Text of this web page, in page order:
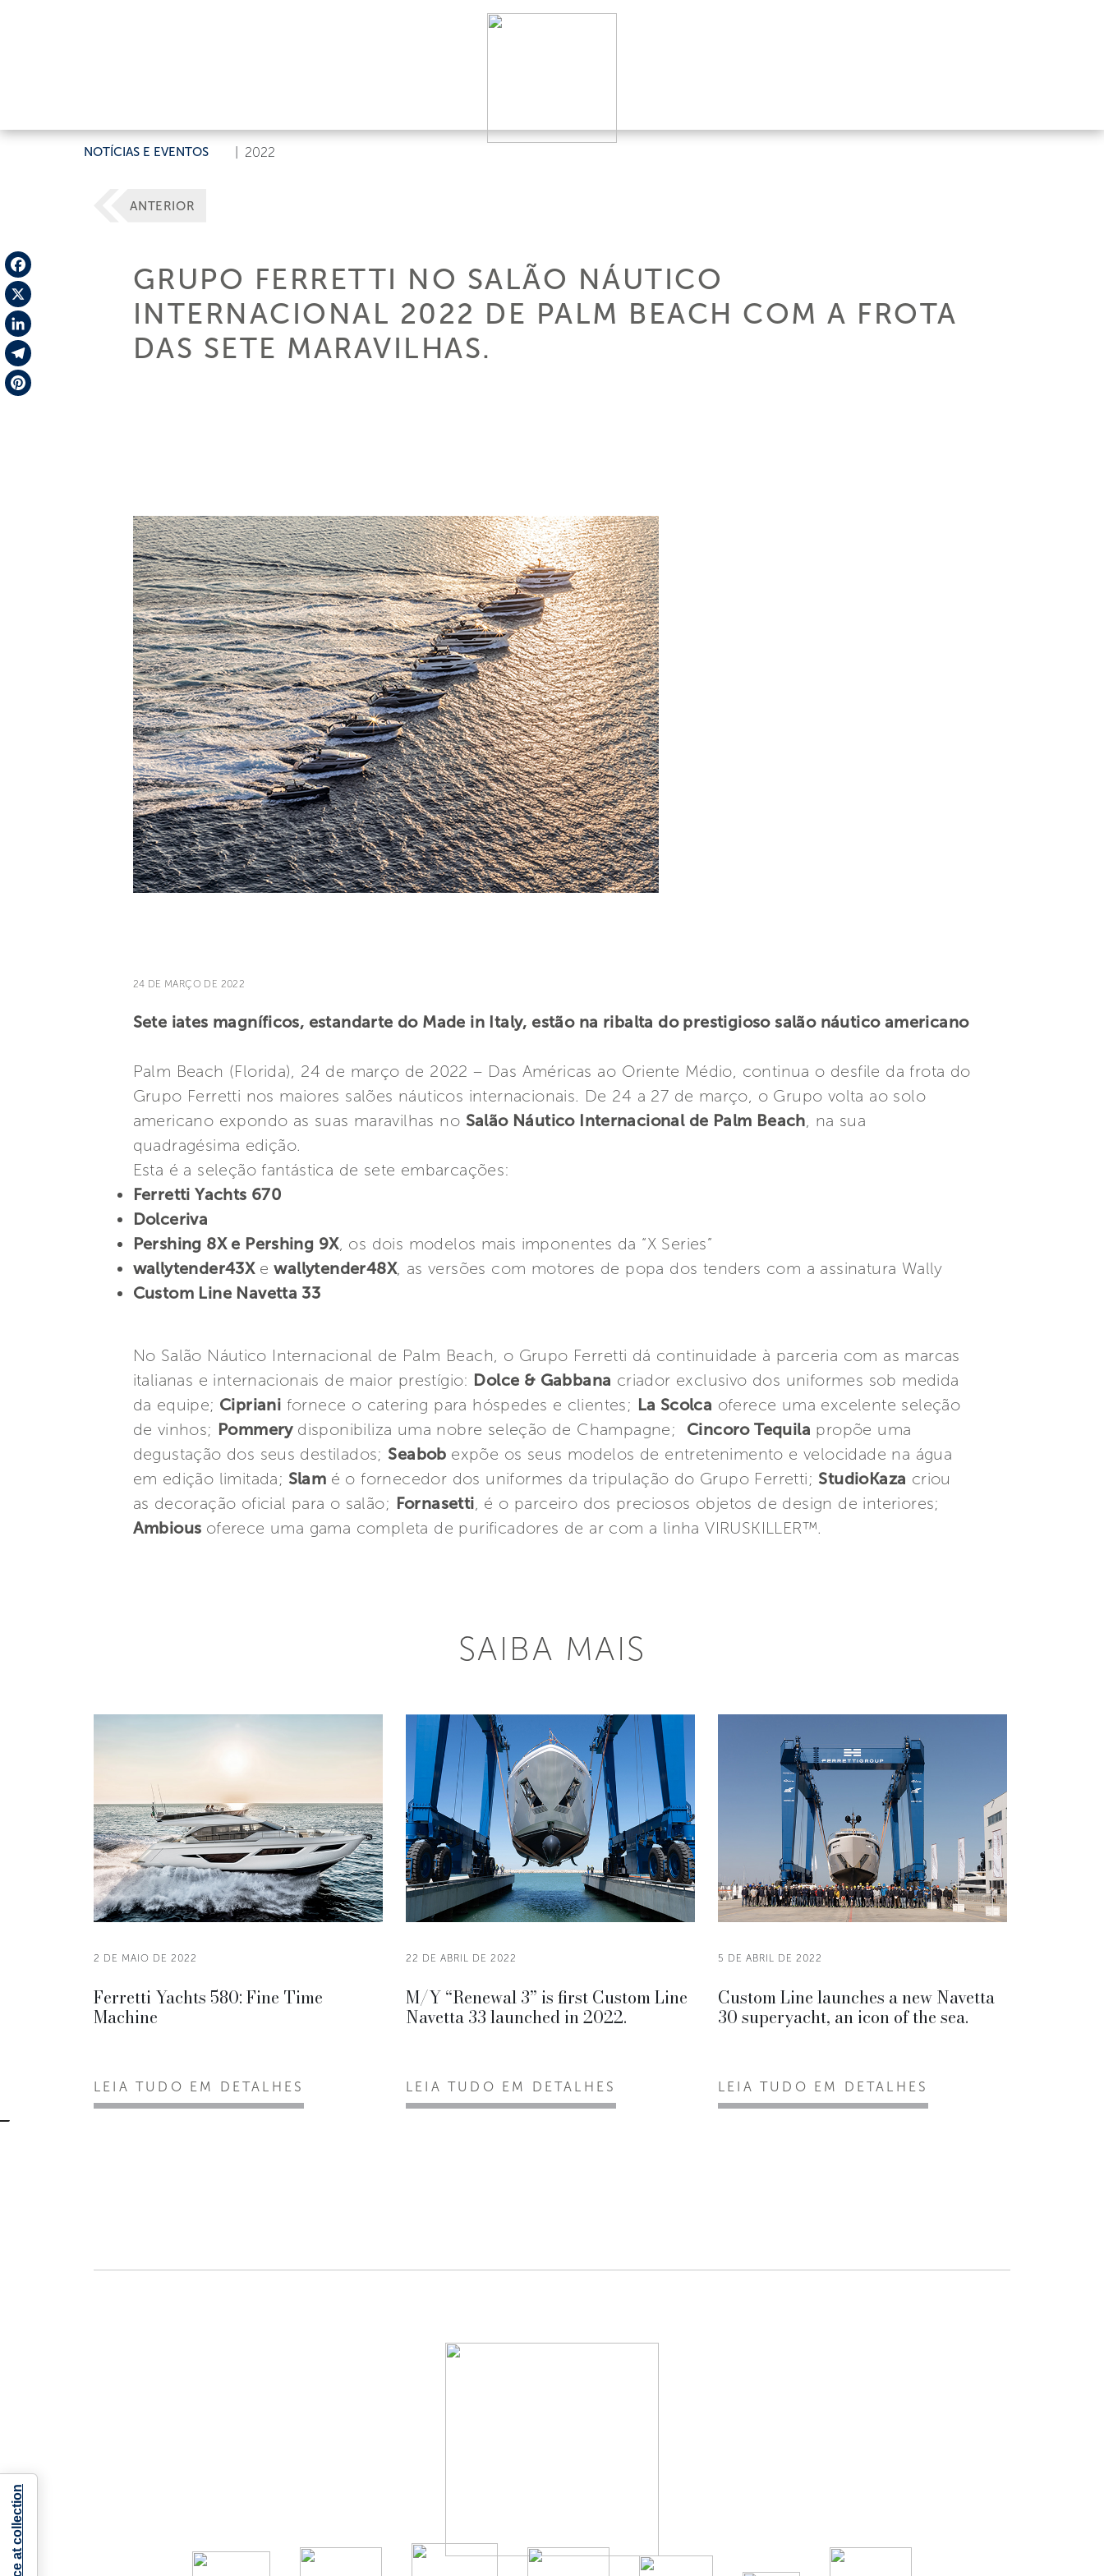
NOTÍCIAS E EVENTOS 2022
Facebook
X
LinkedIn
Telegram
ANTERIOR
GRUPO FERRETTI NO SALÃO NÁUTICO
INTERNACIONAL 2022 DE PALM BEACH COM A FROTA
DAS SETE MARAVILHAS.
24 DE MARÇO DE 2022
Sete iates magníficos, estandarte do Made in Italy, estão na ribalta do prestigioso salão náutico americano
Palm Beach (Florida), 24 de março de 2022 – Das Américas ao Oriente Médio, continua o desfile da frota do
Grupo Ferretti nos maiores salões náuticos internacionais. De 24 a 27 de março, o Grupo volta ao solo
americano expondo as suas maravilhas no Salão Náutico Internacional de Palm Beach, na sua
quadragésima edição.
Esta é a seleção fantástica de sete embarcações:
Ferretti Yachts 670
Dolceriva
Pershing 8X e Pershing 9X, os dois modelos mais imponentes da “X Series”
wallytender43X ewallytender48X, as versões com motores de popa dos tenders com a assinatura Wally
Custom Line Navetta 33
No Salão Náutico Internacional de Palm Beach, o Grupo Ferretti dá continuidade à parceria com as marcas
italianas e internacionais de maior prestígio: Dolce & Gabbana criador exclusivo dos uniformes sob medida
da equipe; Cipriani fornece o catering para hóspedes e clientes; La Scolca oferece uma excelente seleção
de vinhos; Pommery disponibiliza uma nobre seleção de Champagne; Cincoro Tequila propõe uma
degustação dos seus destilados; Seabob expõe os seus modelos de entretenimento e velocidade na água
em edição limitada; Slam é o fornecedor dos uniformes da tripulação do Grupo Ferretti; StudioKaza criou
as decoração oficial para o salão; Fornasetti, é o parceiro dos preciosos objetos de design de interiores;
Ambious oferece uma gama completa de purificadores de ar com a linha VIRUSKILLER™.
SAIBA MAIS
2 DE MAIO DE 2022
Ferretti Yachts 580: Fine Time
Machine
LEIA TUDO EM DETALHES
22 DE ABRIL DE 2022
M/Y “Renewal 3” is first Custom Line
Navetta 33 launched in 2022.
LEIA TUDO EM DETALHES
5 DE ABRIL DE 2022
Custom Line launches a new Navetta
30 superyacht, an icon of the sea.
LEIA TUDO EM DETALHES
Notice at collection